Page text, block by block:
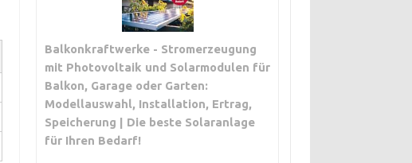
Balkonkraftwerke - Stromerzeugung
mit Photovoltaik und Solarmodulen für
Balkon, Garage oder Garten:
Modellauswahl, Installation, Ertrag,
Speicherung | Die beste Solaranlage
für Ihren Bedarf!